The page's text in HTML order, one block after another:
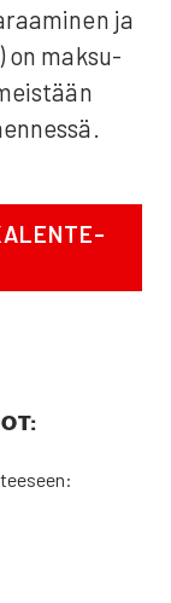
ja
on mak­su­